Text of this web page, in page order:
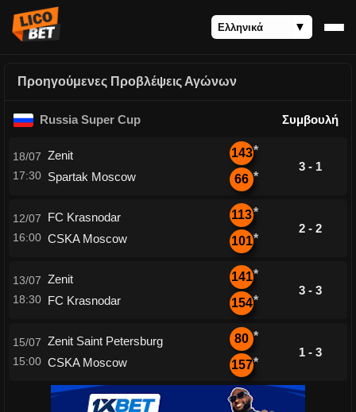
Προηγούμενες Προβλέψεις Αγώνων
Russia Super Cup Συμβουλή
18/07
17:30
Zenit
Spartak Moscow
143*
66 *
3 - 1
12/07
16:00
FC Krasnodar
CSKA Moscow
113*
101*
2 - 2
13/07
18:30
Zenit
FC Krasnodar
141*
154*
3 - 3
15/07
15:00
Zenit Saint Petersburg
CSKA Moscow
80 *
157*
1 - 3